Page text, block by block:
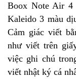
Boox Note Air 4
Kaleido 3 màu
Cảm giác viết
như viết trên
việc ghi chú
viết nhật ký cá